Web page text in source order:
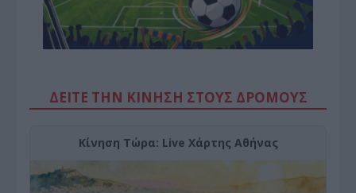
ΔΕΙΤΕ ΤΗΝ ΚΙΝΗΣΗ ΣΤΟΥΣ ΔΡΌΜΟΥΣ
Κίνηση Τώρα: Live Χάρτης Αθήνας